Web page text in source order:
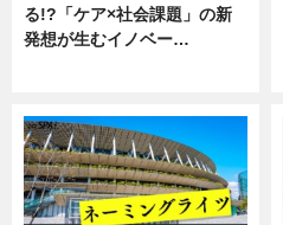
る!?「ケア×社会課題」の新
発想が生むイノベー…